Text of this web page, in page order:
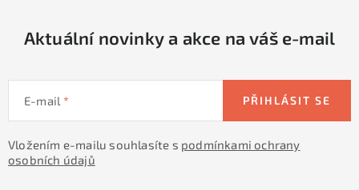
Aktuální novinky a akce na váš e-mail
E-mail
Vložením e-mailu souhlasíte s podmínkami ochrany
osobních údajů
PŘIHLÁSIT SE